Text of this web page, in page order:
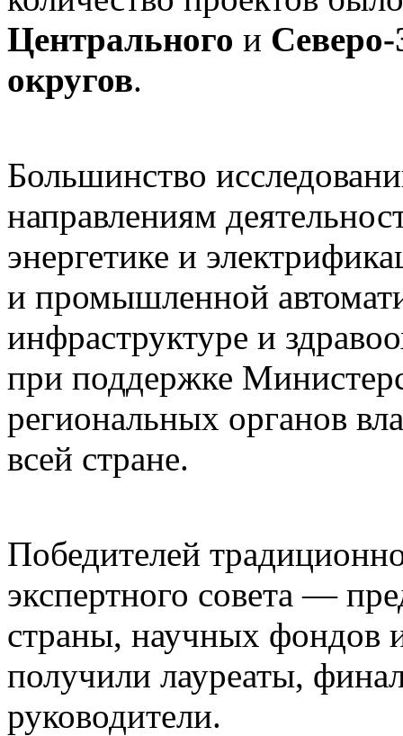
Центрального и
округов.
Большинство
направлениям
энергетике и
и промышленной
инфраструктуре и
при поддержке
региональных органов
всей стране.
Победителей
экспертного совета —
страны, научных фондов
получили лауреаты,
руководители.